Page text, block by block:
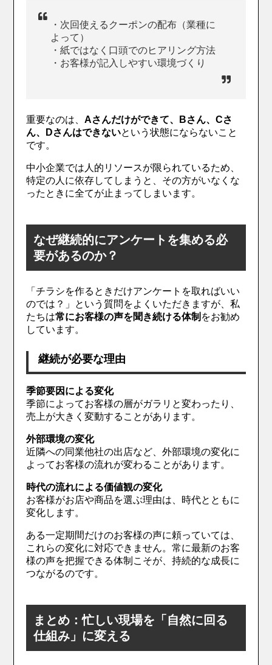
・次回使えるクーポンの配布（業種に
よって）
・紙ではなく口頭でのヒアリング方法
・お客様が記入しやすい環境づくり
重要なのは、Aさんだけができて、Bさん、Cさ
ん、Dさんはできないという状態にならないこと
です。
中小企業では人的リソースが限られているため、
特定の人に依存してしまうと、その方がいなくな
ったときに全てが止まってしまいます。
なぜ継続的にアンケートを集める必
要があるのか？
「チラシを作るときだけアンケートを取ればいい
のでは？」という質問をよくいただきますが、私
たちは常にお客様の声を聞き続ける体制 をお勧め
しています。
継続が必要な理由
季節要因による変化
季節によってお客様の層がガラリと変わったり、
売上が大きく変動することがあります。
外部環境の変化
近隣への同業他社の出店など、外部環境の変化に
よってお客様の流れが変わることがあります。
時代の流れによる価値観の変化
お客様がお店や商品を選ぶ理由は、時代とともに
変化します。
ある一定期間だけのお客様の声に頼っていては、
これらの変化に対応できません。常に最新のお客
様の声を把握できる体制こそが、持続的な成長に
つながるのです。
まとめ：忙しい現場を「自然に回る
仕組み」に変える